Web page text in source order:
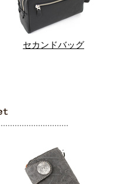
セカンドバッグ